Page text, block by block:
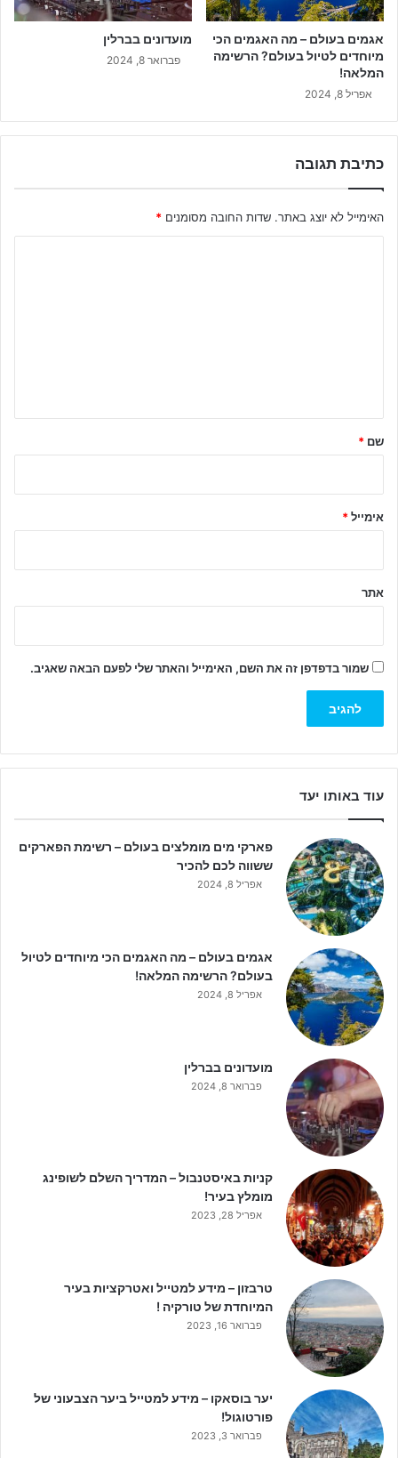
אגמים בעולם – מה האגמים הכי
מיוחדים לטיול בעולם? הרשימה
המלאה!
אפריל 8, 2024
מועדונים בברלין
פברואר 8, 2024
כתיבת תגובה
האימייל לא יוצג באתר. שדות החובה מסומנים *
ל
שם *
אימייל*
אתר
שמור בדפדפן זה את השם, האימייל והאתר שלי לפעם הבאה שאגיב.
עוד באותו יעד
פארקי מים מומלצים בעולם – רשימת הפארקים
ששווה לכם להכיר
אפריל 8, 2024
אגמים בעולם – מה האגמים הכי מיוחדים לטיול
בעולם? הרשימה המלאה!
אפריל 8, 2024
מועדונים בברלין
פברואר 8, 2024
קניות באיסטנבול – המדריך השלם לשופינג
מומלץ בעיר!
אפריל 28, 2023
טרבזון – מידע למטייל ואטרקציות בעיר
המיוחדת של טורקיה !
פברואר 16, 2023
יער בוסאקו – מידע למטייל ביער הצבעוני של
פורטוגול!
פברואר 3, 2023